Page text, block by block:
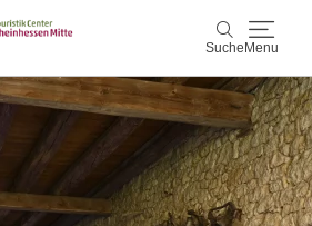
Suche Menu
Suche
Mitte
Aktiv & Natur